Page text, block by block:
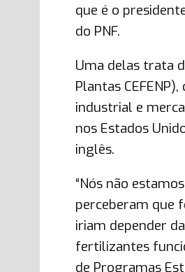
que é o
do PNF.
Uma delas trata
Plantas
industrial e
nos Estados
inglês.
“Nós não
perceberam que
iriam depender
fertilizantes
de Programas